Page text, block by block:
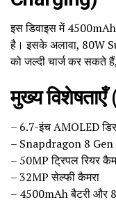
इस डिवाइस में 4500mAh
है। इसके अलावा, 80W
को जल्दी चार्ज कर सकते
मुख्य
– 6.7-इंच AMOLED
– Snapdragon 8 Gen
– 50MP ट्रिपल रियर
– 32MP सेल्फी कैमरा
– 4500mAh बैटरी और